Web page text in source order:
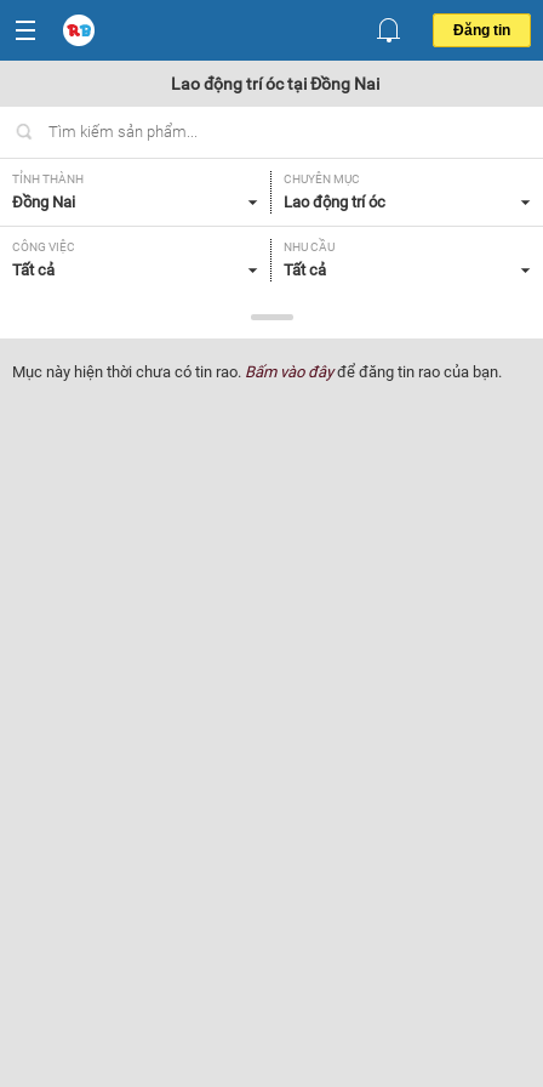
Đăng tin
Lao động trí óc tại Đồng Nai
TỈNH THÀNH
Đồng Nai
CHUYÊN MỤC
Lao động trí óc
CÔNG VIỆC
Tất cả
NHU CẦU
Tất cả
Tất cả
Mục này hiện thời chưa có tin rao. Bấm vào đâyđể đăng tin rao của bạn.